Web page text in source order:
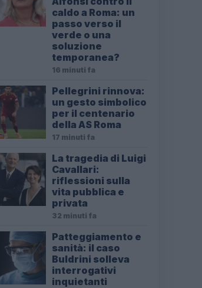
caldo a Roma: un
passo verso il
verde o una
soluzione
temporanea?
16 minuti fa
Pellegrini rinnova:
un gesto simbolico
per il centenario
della AS Roma
17 minuti fa
La tragedia di Luigi
Cavallari:
riflessioni sulla
vita pubblica e
privata
32 minuti fa
Patteggiamento e
sanità: il caso
Buldrini solleva
interrogativi
inquietanti